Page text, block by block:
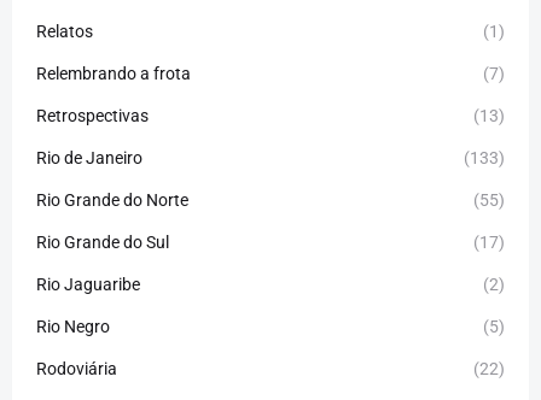
Relatos (1)
Relembrando a frota (7)
Retrospectivas (13)
Rio de Janeiro (133)
Rio Grande do Norte (55)
Rio Grande do Sul (17)
Rio Jaguaribe (2)
Rio Negro (5)
Rodoviária (22)